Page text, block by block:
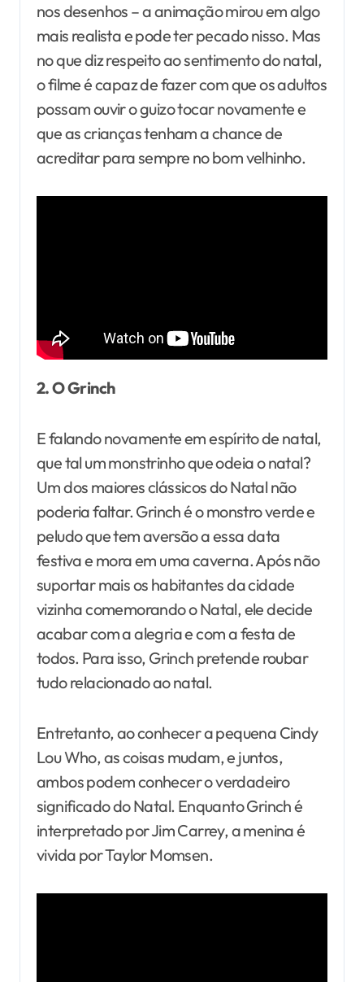
nos desenhos – a animação mirou em algo
mais realista e pode ter pecado nisso. Mas
no que diz respeito ao sentimento do natal,
o filme é capaz de fazer com que os adultos
possam ouvir o guizo tocar novamente e
que as crianças tenham a chance de
acreditar para sempre no bom velhinho.
2. O Grinch
E falando novamente em espírito de natal,
que tal um monstrinho que odeia o natal?
Um dos maiores clássicos do Natal não
poderia faltar. Grinch é o monstro verde e
peludo que tem aversão a essa data
festiva e mora em uma caverna. Após não
suportar mais os habitantes da cidade
vizinha comemorando o Natal, ele decide
acabar com a alegria e com a festa de
todos. Para isso, Grinch pretende roubar
tudo relacionado ao natal.
Entretanto, ao conhecer a pequena Cindy
Lou Who, as coisas mudam, e juntos,
ambos podem conhecer o verdadeiro
significado do Natal. Enquanto Grinch é
interpretado por Jim Carrey, a menina é
vivida por Taylor Momsen.